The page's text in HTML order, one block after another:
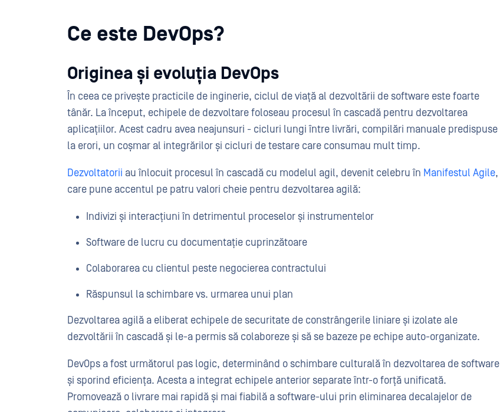
Ce este DevOps?
Originea și evoluția DevOps
În ceea ce privește practicile de inginerie, ciclul de viață al dezvoltării de software este foarte
tânăr. La început, echipele de dezvoltare foloseau procesul în cascadă pentru dezvoltarea
aplicațiilor. Acest cadru avea neajunsuri - cicluri lungi între livrări, compilări manuale predispuse
la erori, un coșmar al integrărilor și cicluri de testare care consumau mult timp.
Dezvoltatorii au înlocuit procesul în cascadă cu modelul agil, devenit celebru în Manifestul Agile,
care pune accentul pe patru valori cheie pentru dezvoltarea agilă:
Indivizi și interacțiuni în detrimentul proceselor și instrumentelor
Software de lucru cu documentație cuprinzătoare
Colaborarea cu clientul peste negocierea contractului
Răspunsul la schimbare vs. urmarea unui plan
Dezvoltarea agilă a eliberat echipele de securitate de constrângerile liniare și izolate ale
dezvoltării în cascadă și le-a permis să colaboreze și să se bazeze pe echipe auto-organizate.
DevOps a fost următorul pas logic, determinând o schimbare culturală în dezvoltarea de software
și sporind eficiența. Acesta a integrat echipele anterior separate într-o forță unificată.
Promovează o livrare mai rapidă și mai fiabilă a software-ului prin eliminarea decalajelor de